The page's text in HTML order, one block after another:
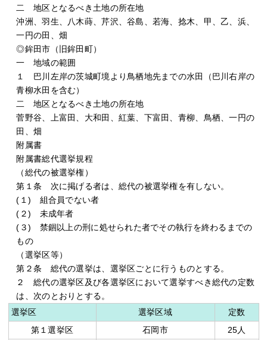
二 地区となるべき土地の所在地
沖洲、羽生、八木蒔、芹沢、谷島、若海、捻木、甲、乙、浜、
一円の田、畑
◎鉾田市（旧鉾田町）
一 地域の範囲
１ 巴川左岸の茨城町境より鳥栖地先までの水田（巴川右岸の
青柳水田を含む）
二 地区となるべき土地の所在地
菅野谷、上富田、大和田、紅葉、下富田、青柳、鳥栖、一円の
田、畑
附属書
附属書総代選挙規程
（総代の被選挙権）
第１条 次に掲げる者は、総代の被選挙権を有しない。
(１) 組合員でない者
(２) 未成年者
(３) 禁錮以上の刑に処せられた者でその執行を終わるまでの
もの
（選挙区等）
第２条 総代の選挙は、選挙区ごとに行うものとする。
２ 総代の選挙区及び各選挙区において選挙すべき総代の定数
は、次のとおりとする。
選挙区
選挙区域
定数
第１選挙区
石岡市
25人